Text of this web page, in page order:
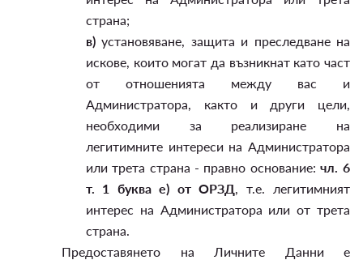
страна;
в) установяване, защита и преследване на
искове, които могат да възникнат като част
от отношенията между вас и
Администратора, както и други цели,
необходими за реализиране на
легитимните интереси на Администратора
или трета страна - правно основание: чл. 6
т. 1 буква е) от ОРЗД, т.е. легитимният
интерес на Администратора или от трета
страна.
Предоставянето на Личните Данни е